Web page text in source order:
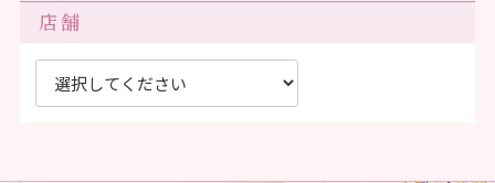
店舗